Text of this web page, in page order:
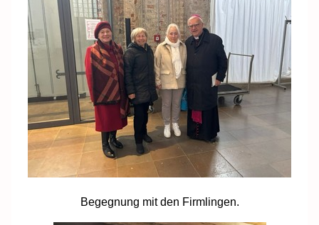
Begegnung mit den Firmlingen.